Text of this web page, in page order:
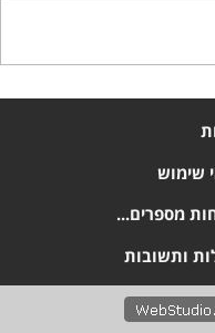
שימוש
מספרים...
ותשובות